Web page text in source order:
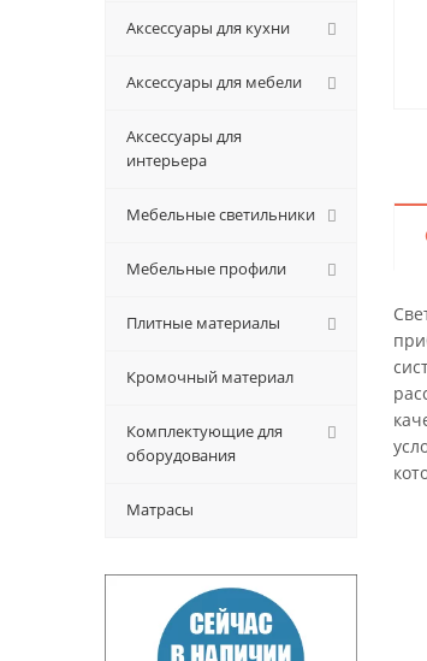
Аксессуары для кухни
Аксессуары для мебели
Аксессуары для
интерьера
Мебельные светильники
Мебельные профили
Плитные материалы
Кромочный материал
Комплектующие для
оборудования
Матрасы